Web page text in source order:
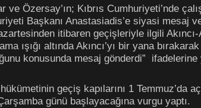
ve Özersay’ın; Kıbrıs Cumhuriyeti’nde
Başkanı Anastasiadis’e siyasi mesaj
itibaren geçişleriyle ilgili
ışığı altında Akıncı’yı bir yana
konusunda mesaj gönderdi”
geçiş kapılarını 1
günü başlayacağına vurgu yaptı.